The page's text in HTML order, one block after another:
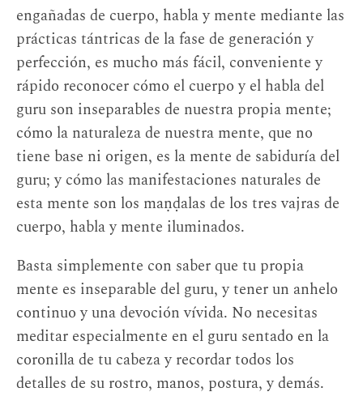
engañadas de cuerpo, habla y mente mediante las
prácticas tántricas de la fase de generación y
perfección, es mucho más fácil, conveniente y
rápido reconocer cómo el cuerpo y el habla del
guru son inseparables de nuestra propia mente;
cómo la naturaleza de nuestra mente, que no
tiene base ni origen, es la mente de sabiduría del
guru; y cómo las manifestaciones naturales de
esta mente son los maṇḍalas de los tres vajras de
cuerpo, habla y mente iluminados.
Basta simplemente con saber que tu propia
mente es inseparable del guru, y tener un anhelo
continuo y una devoción vívida. No necesitas
meditar especialmente en el guru sentado en la
coronilla de tu cabeza y recordar todos los
detalles de su rostro, manos, postura, y demás.